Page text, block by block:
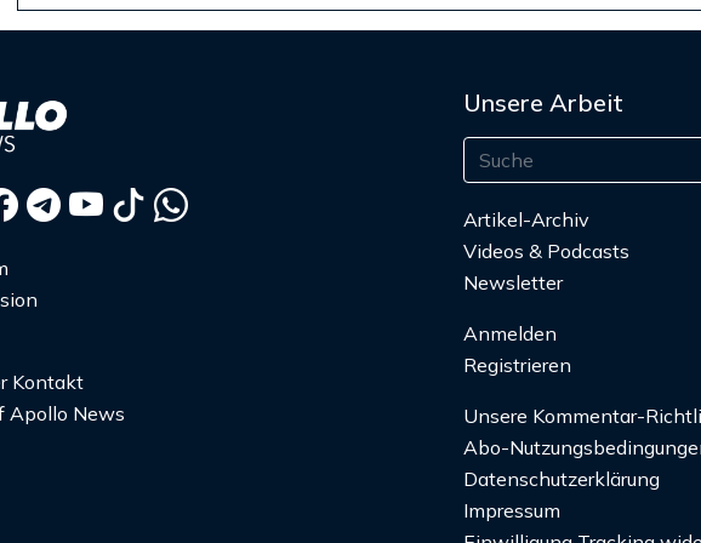
Kontakt
Apollo News
Unsere Arbeit
Artikel-Archiv
Videos & Podcasts
Newsletter
Anmelden
Registrieren
Unsere Kommentar-
Abo-
Datenschutzerklärung
Impressum